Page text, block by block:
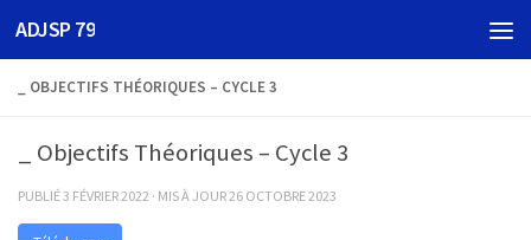
Skip to content
ADJSP 79
_ OBJECTIFS THÉORIQUES – CYCLE 3
_ Objectifs Théoriques – Cycle 3
PUBLIÉ3 FÉVRIER 2022 · MIS À JOUR26 OCTOBRE 2023